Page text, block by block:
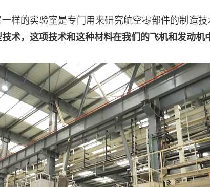
样的实验室是专门用来研究航空零部件的制造技
术，这项技术和这种材料在我们的飞机和发动机